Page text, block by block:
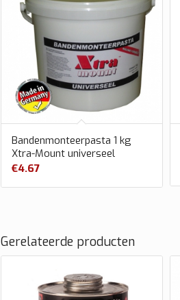
Bandenmonteerpasta 1 kg
Xtra-Mount universeel
€4.67
Gerelateerde producten